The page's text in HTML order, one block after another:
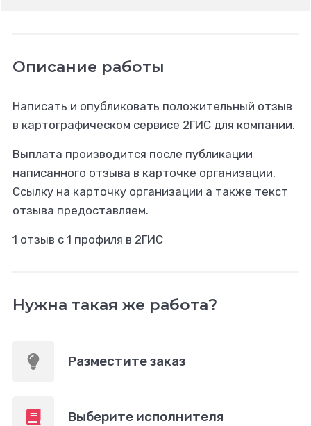
Описание работы
Написать и опубликовать положительный отзыв
в картографическом сервисе 2ГИС для компании.
Выплата производится после публикации
написанного отзыва в карточке организации.
Ссылку на карточку организации а также текст
отзыва предоставляем.
1 отзыв с 1 профиля в 2ГИС
Нужна такая же работа?
Разместите заказ
Выберите исполнителя